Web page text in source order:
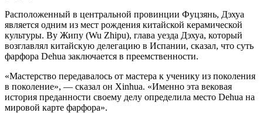
Расположенный в центральной провинции Фуцзянь, Дэхуа
является одним из мест рождения китайской керамической
культуры. Ву Жипу (Wu Zhipu), глава уезда Дэхуа, который
возглавлял китайскую делегацию в Испании, сказал, что суть
фарфора Dehua заключается в преемственности.
«Мастерство передавалось от мастера к ученику из поколения
в поколение», — сказал он Xinhua. «Именно эта вековая
история преданности своему делу определила место Dehua на
мировой карте фарфора».